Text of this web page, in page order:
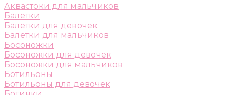
Аквастоки для мальчиков
Балетки
Балетки для девочек
Балетки для мальчиков
Босоножки
Босоножки для девочек
Босоножки для мальчиков
Ботильоны
Ботильоны для девочек